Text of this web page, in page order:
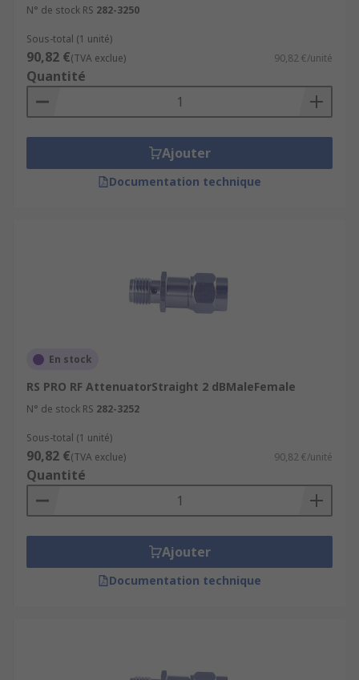
N° de stock RS 282-3250
Sous-total (1 unité)
90,82 €(TVA exclue) 90,82 €/unité
Quantité
Ajouter
Documentation technique
En stock
RS PRO RF AttenuatorStraight 2 dBMaleFemale
N° de stock RS 282-3252
Sous-total (1 unité)
90,82 €(TVA exclue) 90,82 €/unité
Quantité
Ajouter
Documentation technique